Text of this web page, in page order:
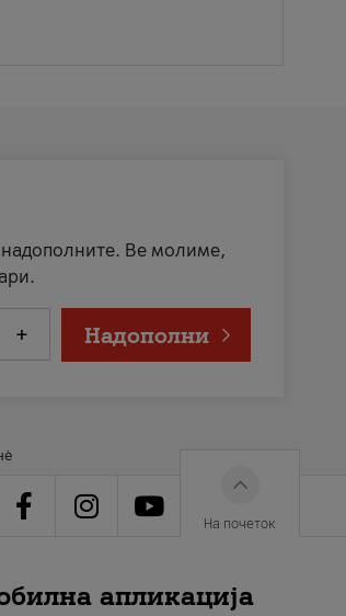
надополните. Ве молиме,
+ Надополни
На почеток
апликација